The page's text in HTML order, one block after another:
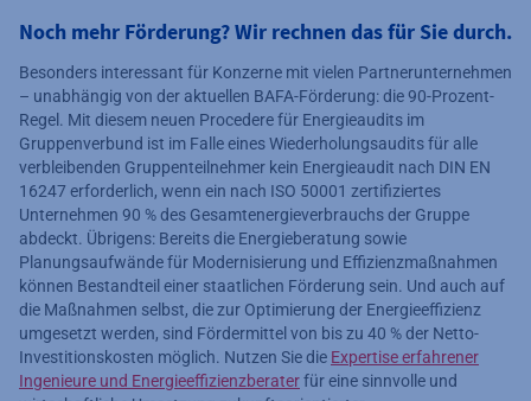
Noch mehr Förderung? Wir rechnen das für Sie durch.
Besonders interessant für Konzerne mit vielen Partnerunternehmen
– unabhängig von der aktuellen BAFA-Förderung: die 90-Prozent-
Regel. Mit diesem neuen Procedere für Energieaudits im
Gruppenverbund ist im Falle eines Wiederholungsaudits für alle
verbleibenden Gruppenteilnehmer kein Energieaudit nach DIN EN
16247 erforderlich, wenn ein nach ISO 50001 zertifiziertes
Unternehmen 90 % des Gesamtenergieverbrauchs der Gruppe
abdeckt. Übrigens: Bereits die Energieberatung sowie
Planungsaufwände für Modernisierung und Effizienzmaßnahmen
können Bestandteil einer staatlichen Förderung sein. Und auch auf
die Maßnahmen selbst, die zur Optimierung der Energieeffizienz
umgesetzt werden, sind Fördermittel von bis zu 40 % der Netto-
Investitionskosten möglich. Nutzen Sie die Expertise erfahrener
Ingenieure und Energieeffizienzberaterfür eine sinnvolle und